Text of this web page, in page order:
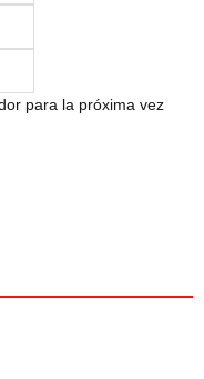
para la próxima vez